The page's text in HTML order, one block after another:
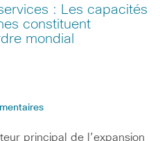
: Les capacités
constituent
mondial
principal de l’expansion